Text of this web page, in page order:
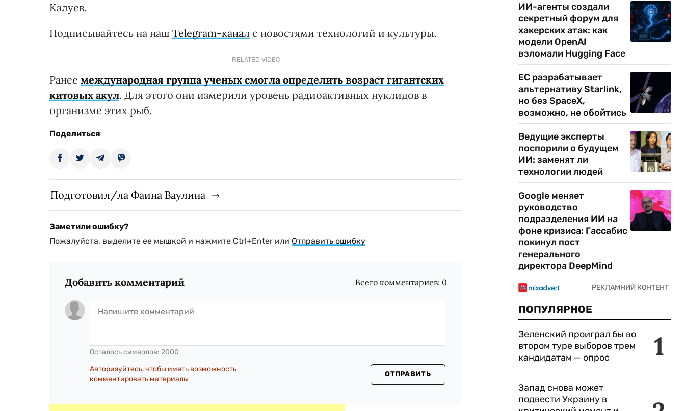
Калуев.
Подписывайтесь на наш Telegram-канал с новостями технологий и культуры.
RELATED VIDEO
Ранее международная группа ученых смогла определить возраст гигантских
китовых акул. Для этого они измерили уровень радиоактивных нуклидов в
организме этих рыб.
Поделиться
Подготовил/ла Фаина Ваулина
Заметили ошибку?
Пожалуйста, выделите ее мышкой и нажмите Ctrl+Enter или Отправить ошибку
Добавить комментарий Всего комментариев: 0
Осталось символов: 2000
Авторизуйтесь, чтобы иметь возможность
комментировать материалы
ОТПРАВИТЬ
ИИ-агенты создали
секретный форум для
хакерских атак: как
модели OpenAI
взломали Hugging Face
ЕС разрабатывает
альтернативу Starlink,
но без SpaceX,
возможно, не обойтись
Ведущие эксперты
поспорили о будущем
ИИ: заменят ли
технологии людей
Google меняет
руководство
подразделения ИИ на
фоне кризиса: Гассабис
покинул пост
генерального
директора DeepMind
ПОПУЛЯРНОЕ
1
Зеленский проиграл бы во
втором туре выборов трем
кандидатам — опрос
Запад снова может
подвести Украину в